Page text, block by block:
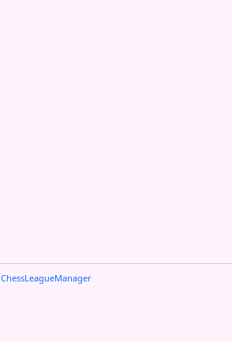
ChessLeagueManager